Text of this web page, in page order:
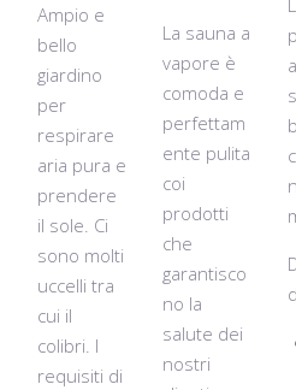
Ampio e
bello
giardino
per
respirare
aria pura e
prendere
il sole. Ci
sono molti
uccelli tra
cui il
colibri. I
requisiti di
La sauna a
vapore è
comoda e
perfettam
ente pulita
coi
prodotti
che
garantisco
no la
salute dei
nostri